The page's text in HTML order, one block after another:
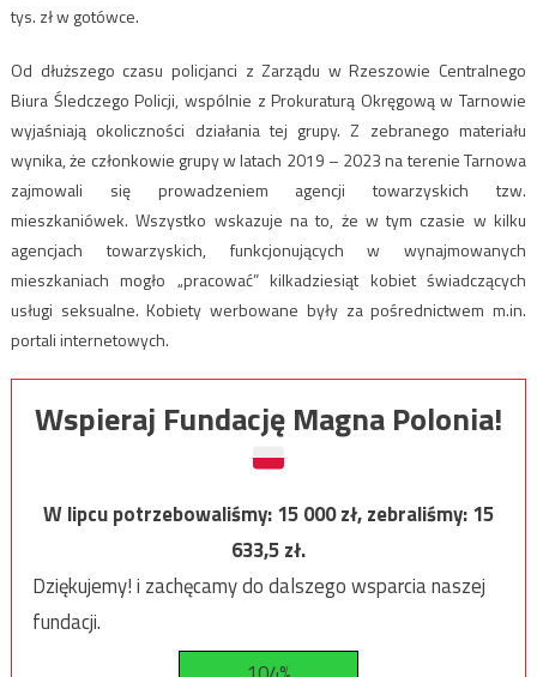
tys. zł w gotówce.
Od dłuższego czasu policjanci z Zarządu w Rzeszowie Centralnego
Biura Śledczego Policji, wspólnie z Prokuraturą Okręgową w Tarnowie
wyjaśniają okoliczności działania tej grupy. Z zebranego materiału
wynika, że członkowie grupy w latach 2019 – 2023 na terenie Tarnowa
zajmowali się prowadzeniem agencji towarzyskich tzw.
mieszkaniówek. Wszystko wskazuje na to, że w tym czasie w kilku
agencjach towarzyskich, funkcjonujących w wynajmowanych
mieszkaniach mogło „pracować” kilkadziesiąt kobiet świadczących
usługi seksualne. Kobiety werbowane były za pośrednictwem m.in.
portali internetowych.
Wspieraj Fundację Magna Polonia!
W lipcu potrzebowaliśmy:15 000zł, zebraliśmy:15
633,5zł.
Dziękujemy! i zachęcamy do dalszego wsparcia naszej
fundacji.